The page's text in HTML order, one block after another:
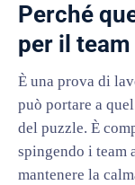
Perché
per il
È una prova di
può portare a
del puzzle. È
spingendo i team
mantenere la